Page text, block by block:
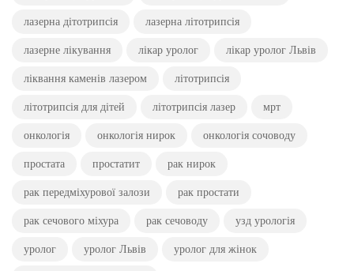
лазерна дітотрипсія лазерна літотрипсія
лазерне лікування лікар уролог лікар уролог Львів
ліквання каменів лазером літотрипсія
літотрипсія для дітей літотрипсія лазер мрт
онкологія онкологія нирок онкологія сочоводу
простата простатит рак нирок
рак передміхурової залози рак простати
рак сечового міхура рак сечоводу узд урологія
уролог уролог Львів уролог для жінок